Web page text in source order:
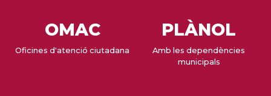
OMAC
Oficines d'atenció ciutadana
PLÀNOL
Amb les dependències
municipals